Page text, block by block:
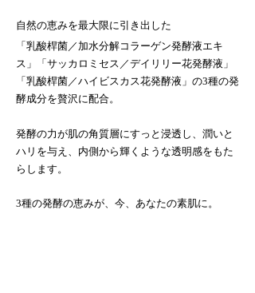
自然の恵みを最大限に引き出した
「乳酸桿菌／加水分解コラーゲン発酵液エキ
ス」「サッカロミセス／デイリリー花発酵液」
「乳酸桿菌／ハイビスカス花発酵液」の3種の発
酵成分を贅沢に配合。
発酵の力が肌の角質層にすっと浸透し、潤いと
ハリを与え、内側から輝くような透明感をもた
らします。
3種の発酵の恵みが、今、あなたの素肌に。